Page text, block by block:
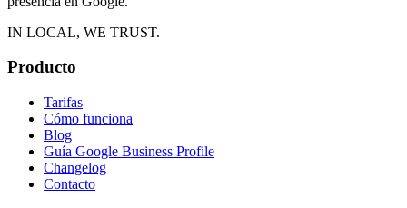
IN LOCAL, WE TRUST.
Producto
Tarifas
Cómo funciona
Blog
Guía Google Business Profile
Changelog
Contacto